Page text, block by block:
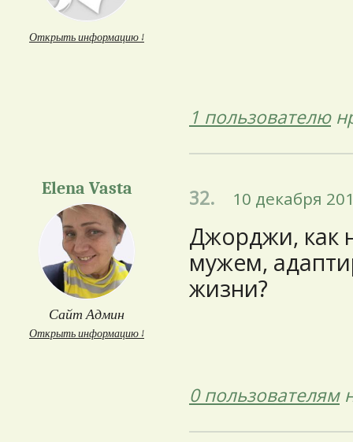
Открыть информацию ↓
1 пользователю
Elena Vasta
Сайт Админ
Открыть информацию ↓
32. 10 декабря
Джорджи, как
мужем,
жизни?
0 пользователям